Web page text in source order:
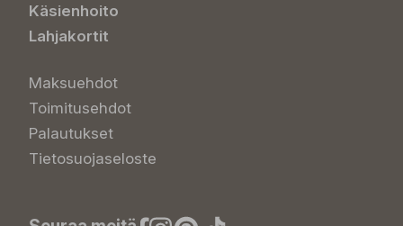
Käsienhoito
Lahjakortit
Maksuehdot
Toimitusehdot
Palautukset
Tietosuojaseloste